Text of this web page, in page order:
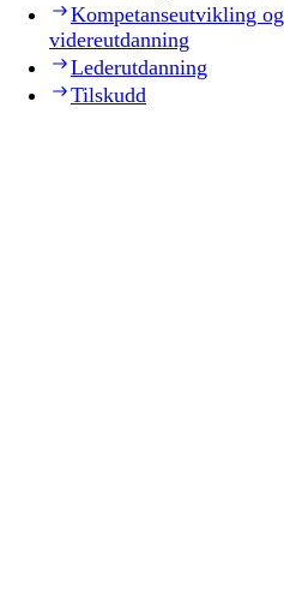
Kompetanseutvikling og
videreutdanning
Lederutdanning
Tilskudd